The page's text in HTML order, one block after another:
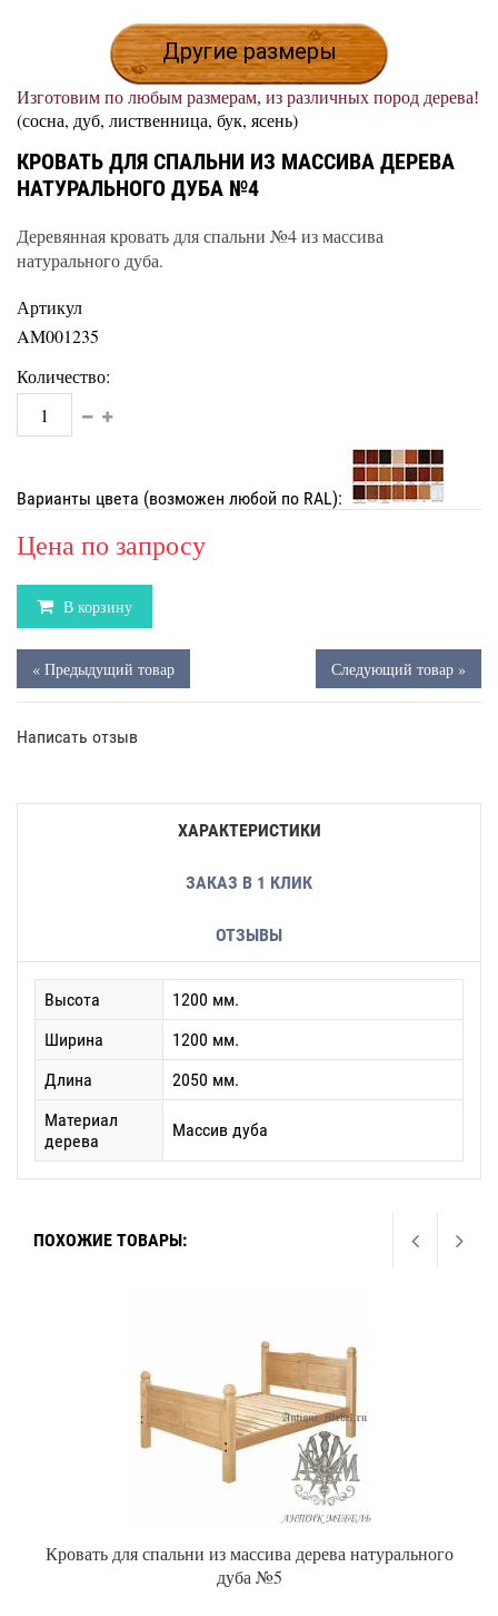
Другие размеры
Изготовим по любым размерам, из различных пород дерева!
(сосна, дуб, лиственница, бук, ясень)
КРОВАТЬ ДЛЯ СПАЛЬНИ ИЗ МАССИВА ДЕРЕВА
НАТУРАЛЬНОГО ДУБА №4
Деревянная кровать для спальни №4 из массива
натурального дуба.
Артикул
AM001235
Количество:
Варианты цвета (возможен любой по RAL):
Цена по запросу
В корзину
« Предыдущий товар Следующий товар »
Написать отзыв
ХАРАКТЕРИСТИКИ
ЗАКАЗ В 1 КЛИК
ОТЗЫВЫ
Высота
1200 мм.
Ширина
1200 мм.
Длина
2050 мм.
Материал
дерева
Массив дуба
ПОХОЖИЕ ТОВАРЫ:
Кровать для спальни из массива дерева натурального
дуба №5